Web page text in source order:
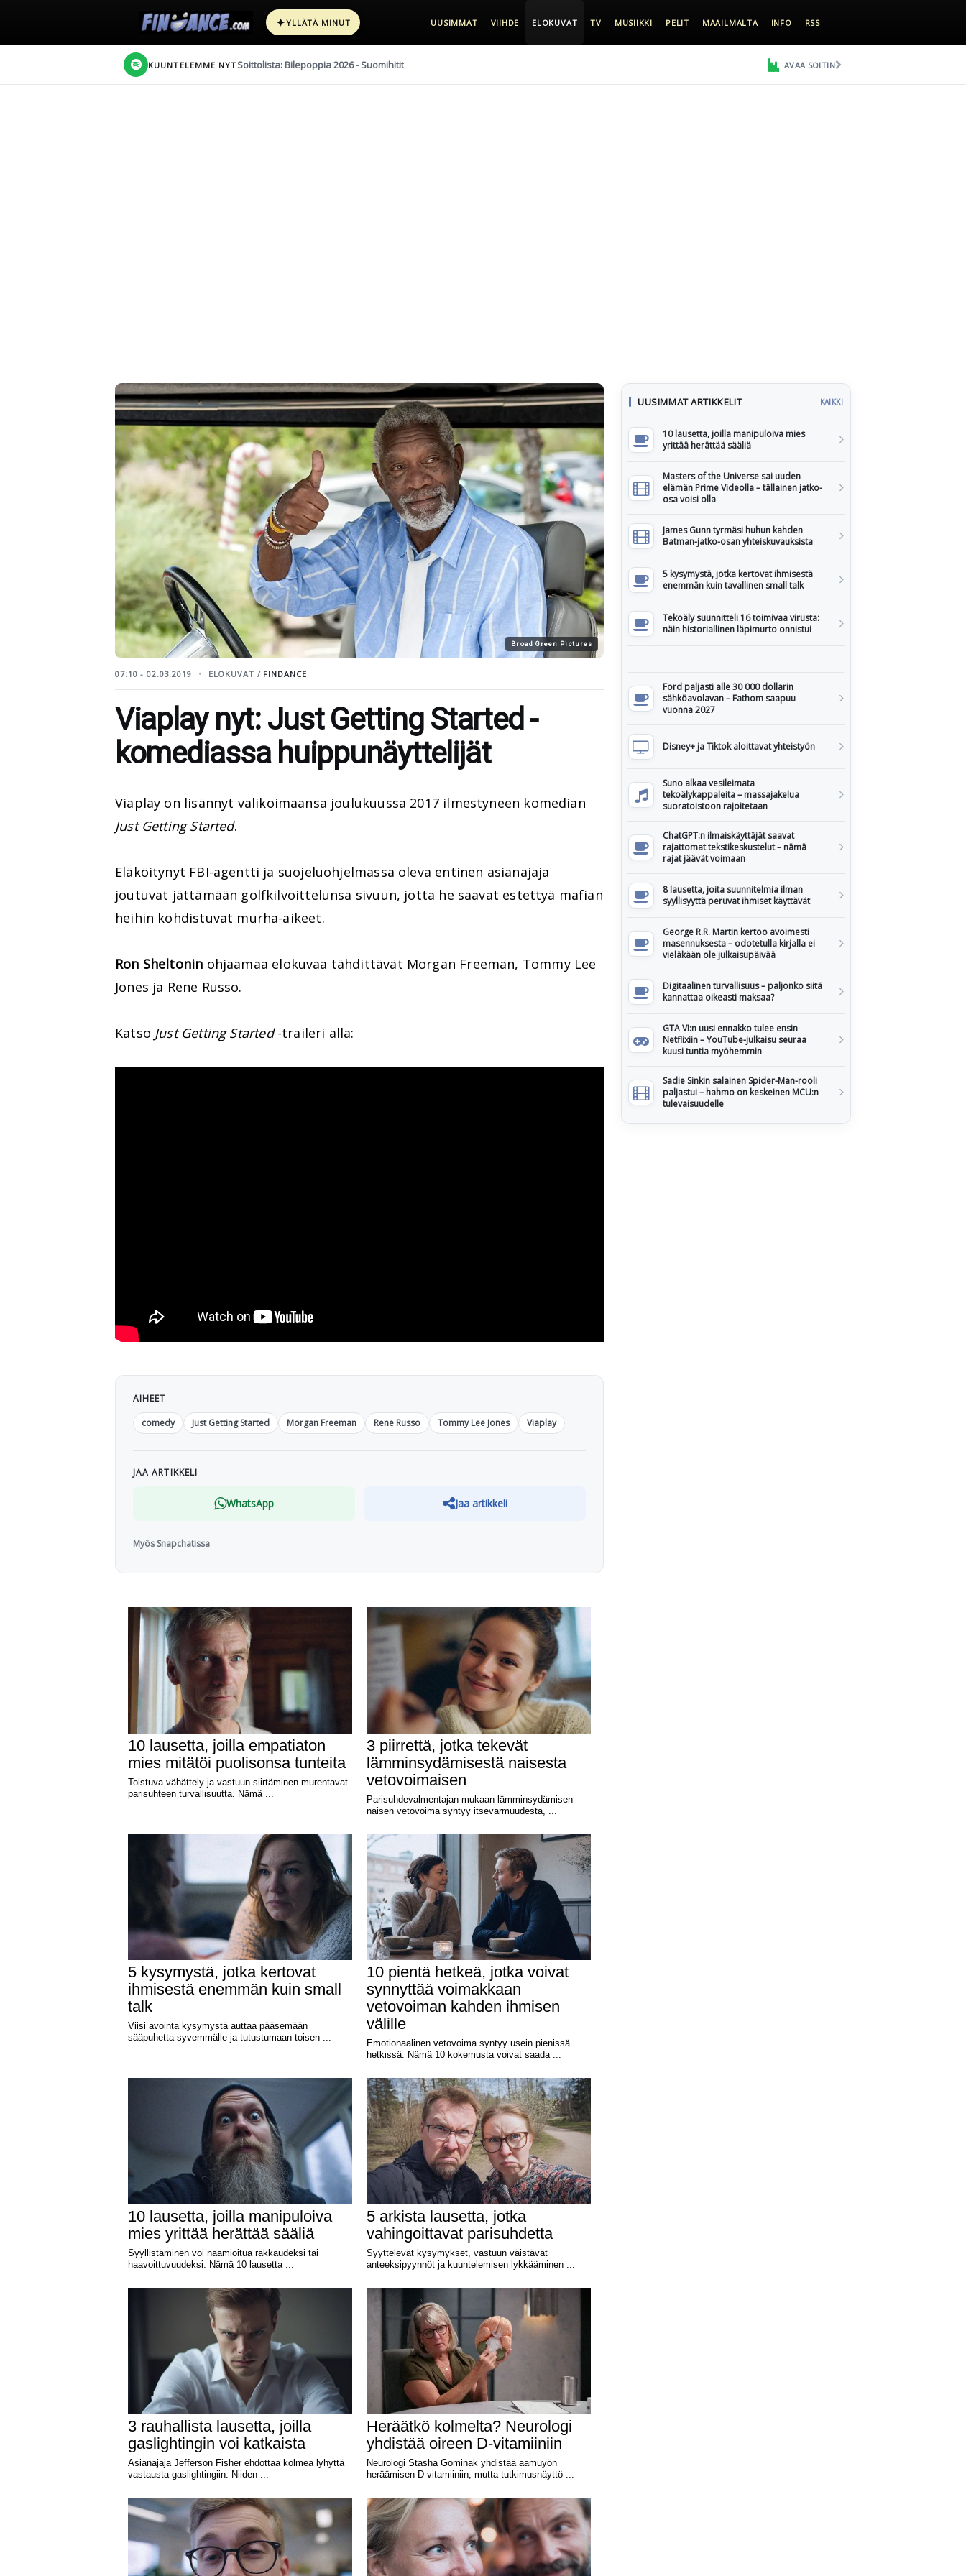
✦YLLÄTÄ MINUT UUSIMMAT VIIHDE ELOKUVAT TV MUSIIKKI PELIT MAAILMALTA INFO RSS
KUUNTELEMME NYT Soittolista: Bilepoppia 2026 - Suomihitit AVAA SOITIN
Broad Green Pictures
07:10 - 02.03.2019 ELOKUVAT / FINDANCE
Viaplay nyt: Just Getting Started -
komediassa huippunäyttelijät
Viaplay on lisännyt valikoimaansa joulukuussa 2017 ilmestyneen komedian
Just Getting Started.
Eläköitynyt FBI-agentti ja suojeluohjelmassa oleva entinen asianajaja
joutuvat jättämään golfkilvoittelunsa sivuun, jotta he saavat estettyä mafian
heihin kohdistuvat murha-aikeet.
Ron Sheltonin ohjaamaa elokuvaa tähdittävät Morgan Freeman, Tommy Lee
Jones ja Rene Russo.
Katso Just Getting Started-traileri alla:
AIHEET
comedy
Just Getting Started Morgan Freeman Rene Russo Tommy Lee Jones Viaplay
JAA ARTIKKELI
WhatsApp Jaa artikkeli
Myös Snapchatissa
UUSIMMAT ARTIKKELIT KAIKKI
10 lausetta, joilla manipuloiva mies
yrittää herättää sääliä
Masters of the Universe sai uuden
elämän Prime Videolla – tällainen jatko-
osa voisi olla
James Gunn tyrmäsi huhun kahden
Batman-jatko-osan yhteiskuvauksista
5 kysymystä, jotka kertovat ihmisestä
enemmän kuin tavallinen small talk
Tekoäly suunnitteli 16 toimivaa virusta:
näin historiallinen läpimurto onnistui
Ford paljasti alle 30 000 dollarin
sähköavolavan – Fathom saapuu
vuonna 2027
Disney+ ja Tiktok aloittavat yhteistyön
Suno alkaa vesileimata
tekoälykappaleita – massajakelua
suoratoistoon rajoitetaan
ChatGPT:n ilmaiskäyttäjät saavat
rajattomat tekstikeskustelut – nämä
rajat jäävät voimaan
8 lausetta, joita suunnitelmia ilman
syyllisyyttä peruvat ihmiset käyttävät
George R.R. Martin kertoo avoimesti
masennuksesta – odotetulla kirjalla ei
vieläkään ole julkaisupäivää
Digitaalinen turvallisuus – paljonko siitä
kannattaa oikeasti maksaa?
GTA VI:n uusi ennakko tulee ensin
Netflixiin – YouTube-julkaisu seuraa
kuusi tuntia myöhemmin
Sadie Sinkin salainen Spider-Man-rooli
paljastui – hahmo on keskeinen MCU:n
tulevaisuudelle